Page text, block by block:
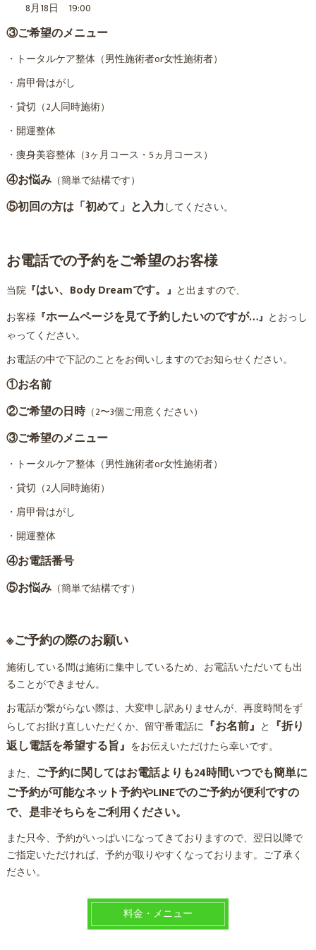
8月18日 19:00
③ご希望のメニュー
・トータルケア整体（男性施術者or女性施術者）
・肩甲骨はがし
・貸切（2人同時施術）
・開運整体
・痩身美容整体（3ヶ月コース・5ヵ月コース）
④お悩み（簡単で結構です）
⑤初回の方は「初めて」と入力してください。
お電話での予約をご希望のお客様
当院『はい、Body Dreamです。 』 と出ますので、
お客様 『ホームページを見て予約したいのですが…』 とおっし
ゃってください。
お電話の中で下記のことをお伺いしますのでお知らせください。
①お名前
②ご希望の日時（2〜3個ご用意ください）
③ご希望のメニュー
・トータルケア整体（男性施術者or女性施術者）
・貸切（2人同時施術）
・肩甲骨はがし
・開運整体
④お電話番号
⑤お悩み（簡単で結構です）
※ご予約の際のお願い
施術している間は施術に集中しているため、お電話いただいても出
ることができません。
お電話が繋がらない際は、大変申し訳ありませんが、再度時間をず
らしてお掛け直しいただくか、留守番電話に 『お名前』 と 『折り
返し電話を希望する旨』 をお伝えいただけたら幸いです。
また、 ご予約に関してはお電話よりも24時間いつでも簡単に
ご予約が可能なネット予約やLINEでのご予約が便利ですの
で、是非そちらをご利用ください。
また只今、予約がいっぱいになってきておりますので、翌日以降で
ご指定いただければ、予約が取りやすくなっております。ご了承く
ださい。
料金・メニュー